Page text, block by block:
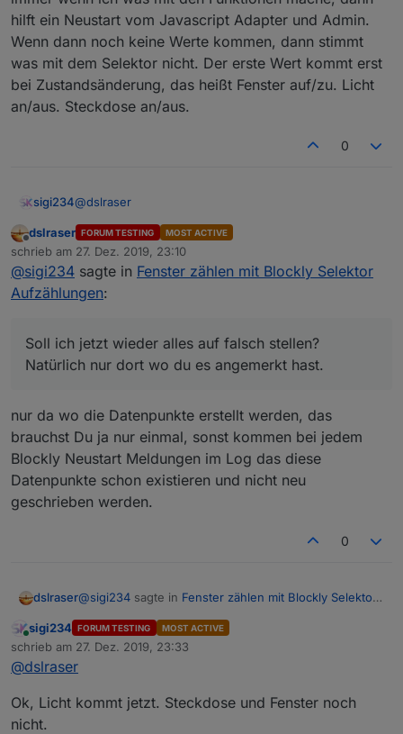
Selektor bei mir im Blockly
Selektor bei mir im Blockly
hilft ein Neustart vom Javascript Adapter und Admin.
Wenn dann noch keine Werte kommen, dann stimmt
was mit dem Selektor nicht. Der erste Wert kommt erst
bei Zustandsänderung, das heißt Fenster auf/zu. Licht
an/aus. Steckdose an/aus.
0
sigi234@dslraser
Ja, aber es kommen keine Werte rein.
Soll ich jetzt wieder alles auf falsch stellen? Natürlich
nur dort wo du es angemerkt hast.
Offline
dslraser FORUM TESTING MOST ACTIVE
schrieb am 27. Dez. 2019, 23:10
zuletzt editiert von
@sigi234 sagte in Fenster zählen mit Blockly Selektor
Aufzählungen:
Soll ich jetzt wieder alles auf falsch stellen?
Natürlich nur dort wo du es angemerkt hast.
nur da wo die Datenpunkte erstellt werden, das
brauchst Du ja nur einmal, sonst kommen bei jedem
Blockly Neustart Meldungen im Log das diese
Datenpunkte schon existieren und nicht neu
geschrieben werden.
0
dslraser@sigi234 sagte in Fenster zählen mit Blockly Selektor
Soll ich jetzt wieder alles auf falsch stellen?
brauchst Du ja nur einmal, sonst kommen bei jedem
Blockly Neustart Meldungen im Log das diese
Online
sigi234 FORUM TESTING MOST ACTIVE
schrieb am 27. Dez. 2019, 23:33
zuletzt editiert von
@dslraser
Ok, Licht kommt jetzt. Steckdose und Fenster noch
nicht.